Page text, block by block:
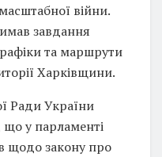
війни.
завдання
та маршрути
Харківщини.
Ради України
що у парламенті
щодо закону про